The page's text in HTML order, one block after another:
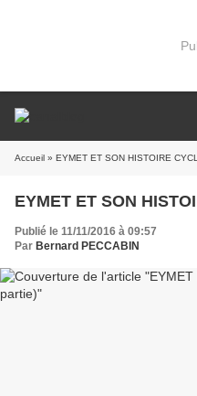
Accueil » EYMET ET SON HISTOIRE
EYMET ET SON
Publié le 11/11/2016 à 09:57
Par Bernard PECCABIN